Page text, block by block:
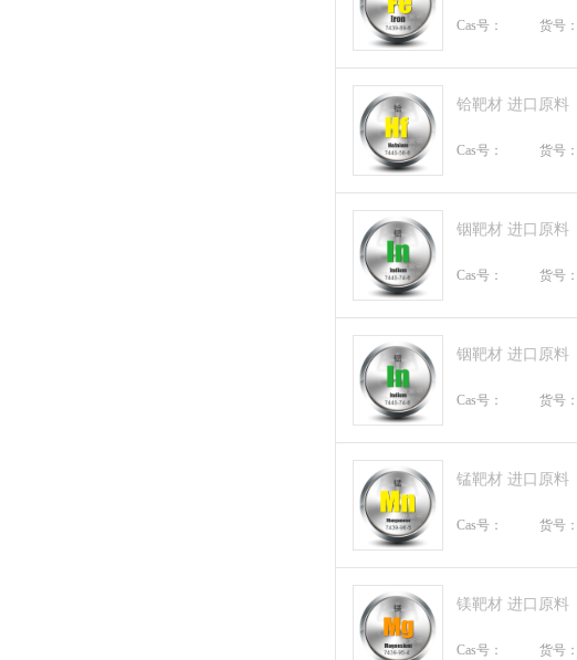
Cas号： 货号：
铪靶材 进口原料
Cas号： 货号：
铟靶材 进口原料
Cas号： 货号：
铟靶材 进口原料
Cas号： 货号：
锰靶材 进口原料
Cas号： 货号：
镁靶材 进口原料
Cas号： 货号：